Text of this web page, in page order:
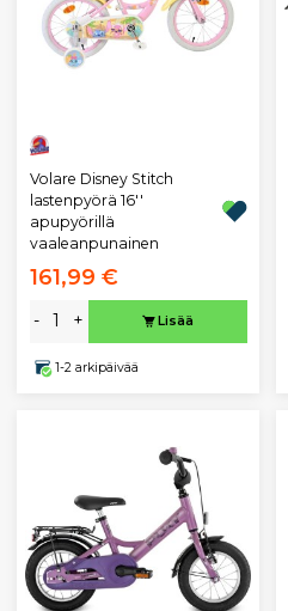
Volare Disney Stitch
lastenpyörä 16''
apupyörillä
vaaleanpunainen
161,99 €
- + Lisää
1-2 arkipäivää